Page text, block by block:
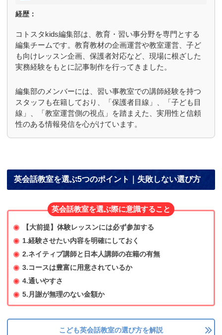
経歴：
コトスタkids編集部は、教育・習い事分野を専門とする
編集チームです。教育教材の企画運営や教室運営、子ど
も向けレッスン企画、保護者対応など、現場に根ざした
実務経験をもとに記事制作を行ってきました。
編集部のメンバーには、習い事教室での講師経験を持つ
スタッフも在籍しており、「保護者目線」、「子ども目
線」、「教室運営側の視点」を踏まえた、実用性と信頼
性のある情報発信を心がけています。
英会話教室を選ぶ5つのポイント｜失敗しない選び方
英会話教室を選ぶ際に意識すること
【大前提】体験レッスンには必ず参加する
1.経験させたい内容を明確にしておく
2.ネイティブ講師と日本人講師の在籍の有無
3.コースは豊富に用意されているか
4.通いやすさ
5.月謝が無理のない金額か
こども英会話教室の選び方を解説